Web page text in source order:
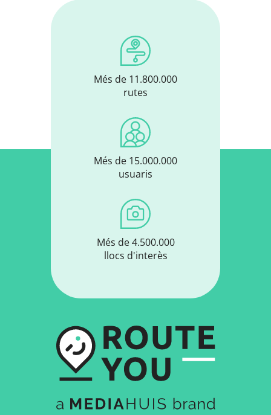
Més de 11.800.000
rutes
Més de 15.000.000
usuaris
Més de 4.500.000
llocs d'interès